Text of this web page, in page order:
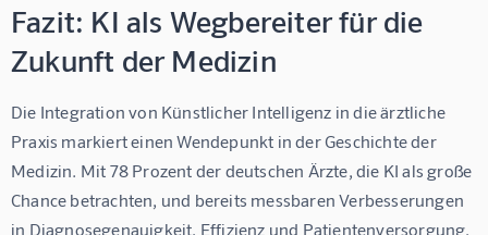
Fazit: KI als Wegbereiter für die
Zukunft der Medizin
Die Integration von Künstlicher Intelligenz in die ärztliche
Praxis markiert einen Wendepunkt in der Geschichte der
Medizin. Mit 78 Prozent der deutschen Ärzte, die KI als große
Chance betrachten , und bereits messbaren Verbesserungen
in Diagnosegenauigkeit, Effizienz und Patientenversorgung,